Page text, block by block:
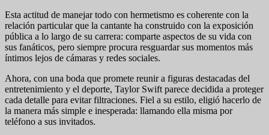
Esta actitud de manejar todo con hermetismo es coherente con la
relación particular que la cantante ha construido con la exposición
pública a lo largo de su carrera: comparte aspectos de su vida con
sus fanáticos, pero siempre procura resguardar sus momentos más
íntimos lejos de cámaras y redes sociales.
Ahora, con una boda que promete reunir a figuras destacadas del
entretenimiento y el deporte, Taylor Swift parece decidida a proteger
cada detalle para evitar filtraciones. Fiel a su estilo, eligió hacerlo de
la manera más simple e inesperada: llamando ella misma por
teléfono a sus invitados.